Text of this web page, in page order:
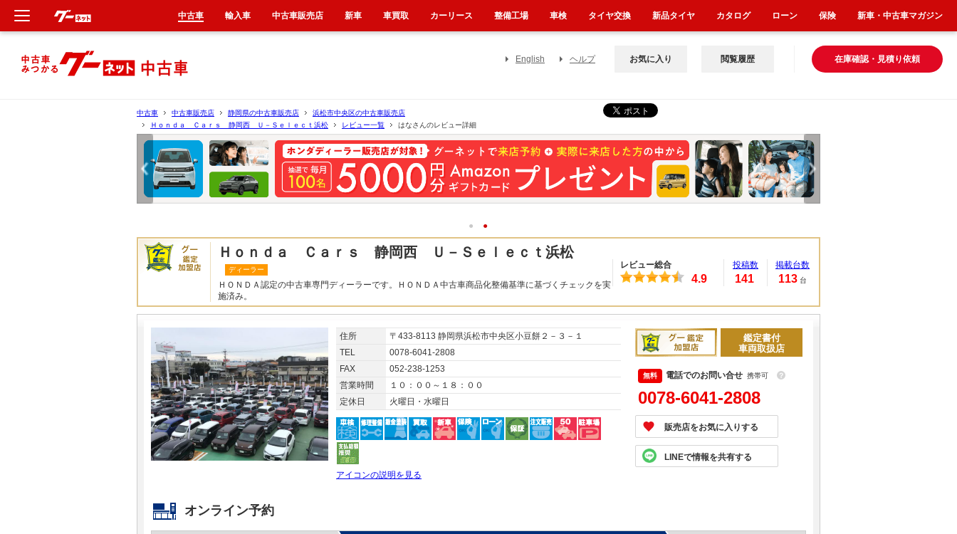
English ヘルプ 在庫確認・見積り依頼
お気に入り 閲覧履歴
中古車 中古車販売店 静岡県の中古車販売店
浜松市中央区の中古車販売店
Ｈｏｎｄａ Ｃａｒｓ 静岡西 Ｕ－Ｓｅｌｅｃｔ浜松
レビュー一覧 はなさんのレビュー詳細
Ｈｏｎｄａ Ｃａｒｓ 静岡西 Ｕ－Ｓｅｌｅｃｔ浜松
ディーラー
ＨＯＮＤＡ認定の中古車専門ディーラーです。ＨＯＮＤＡ中古車商品化整備基準に基づくチェックを実
施済み。
レビュー総合
4.9
投稿数
141
掲載台数
113 台
住所
〒433-8113 静岡県浜松市中央区小豆餅２－３－１
TEL
0078-6041-2808
FAX
052-238-1253
営業時間
１０：００～１８：００
定休日
火曜日・水曜日
アイコンの説明を見る
鑑定書付
車両取扱店
電話でのお問い合せ 携帯可 ？
0078-6041-2808
販売店をお気に入りする
LINEで情報を共有する
オンライン予約
中古車 輸入車 中古車販売店 新車 車買取 カーリース 整備工場 車検 タイヤ交換 新品タイヤ カタログ ローン 保険 新車・中古車マガジン
新車